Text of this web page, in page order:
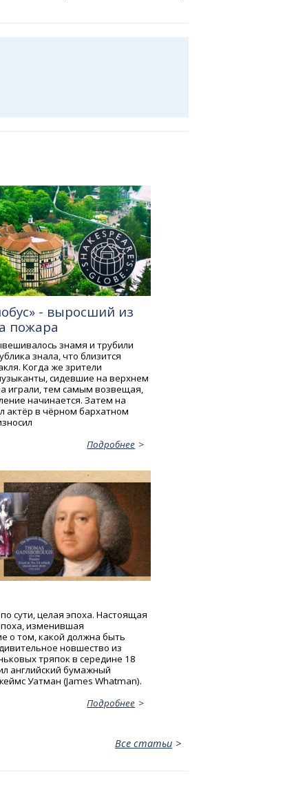
- выросший из
пожара
знамя и трубили
знала, что близится
Когда же зрители
сидевшие на верхнем
играли, тем самым возвещая,
начинается. Затем на
актёр в чёрном бархатном
Подробнее
сути, целая эпоха. Настоящая
изменившая
о том, какой должна быть
новшество из
тряпок в середине 18
английский бумажный
Уатман (James Whatman).
Подробнее
Все статьи